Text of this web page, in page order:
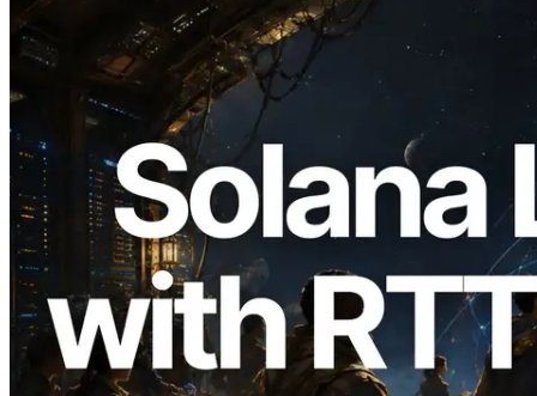
2026.08.05
ERPC expande a Solana Leader Slot API
com medição de ping a partir de 7 regiões
globais — Validators Information API
também lançada